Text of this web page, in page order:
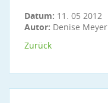
Datum: 11. 05 2012
Autor: Denise Meyer
Zurück